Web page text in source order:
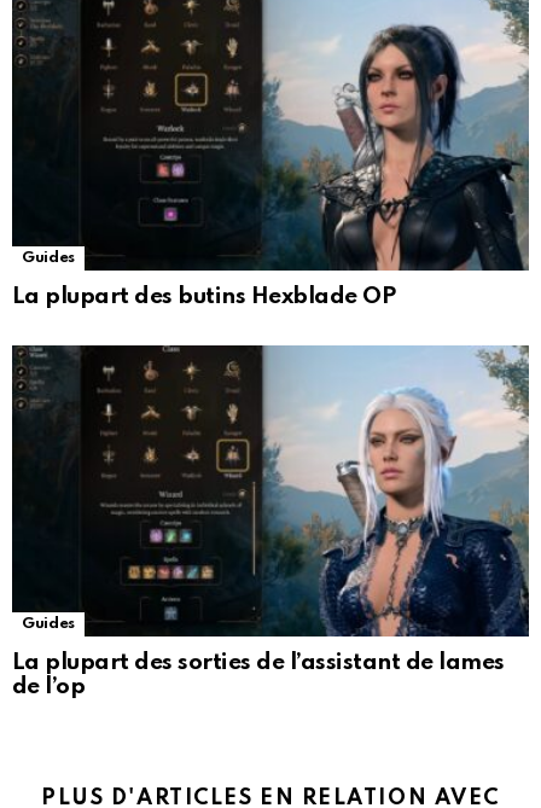
Guides
La plupart des butins Hexblade OP
Guides
La plupart des sorties de l’assistant de lames
de l’op
PLUS D'ARTICLES EN RELATION AVEC